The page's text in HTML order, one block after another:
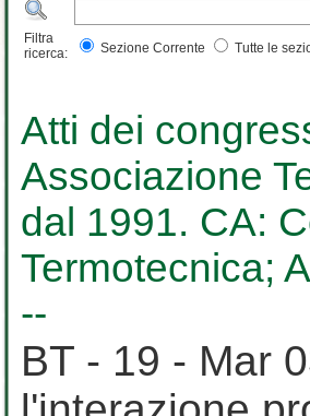
Filtra
ricerca:
Sezione Corrente Tutte le
Atti dei
Associazione
dal 1991. CA:
Termotecnica;
--
BT - 19 - Mar